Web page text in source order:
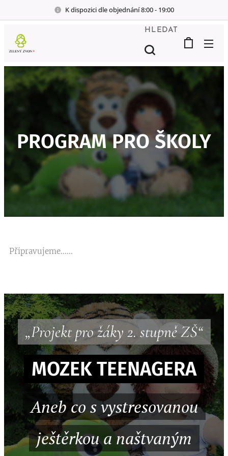
K dispozici dle objednání 8:00 - 19:00
HLEDAT
PROGRAM PRO ŠKOLY
Připravujeme......
„Projekt pro žáky 2. stupně ZŠ“
MOZEK TEENAGERA
Aneb co s vystresovanou
ještěrkou a naštvaným